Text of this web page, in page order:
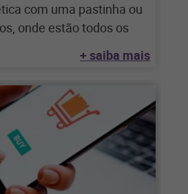
com uma pastinha ou
onde estão todos os
+ saiba mais